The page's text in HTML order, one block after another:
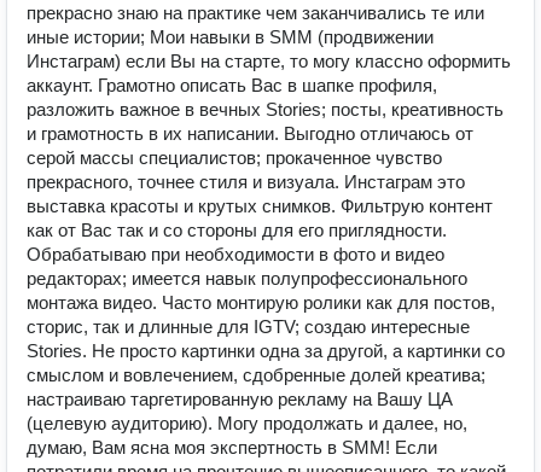
прекрасно знаю на практике чем заканчивались те или
иные истории; Мои навыки в SMM (продвижении
Инстаграм) если Вы на старте, то могу классно оформить
аккаунт. Грамотно описать Вас в шапке профиля,
разложить важное в вечных Stories; посты, креативность
и грамотность в их написании. Выгодно отличаюсь от
серой массы специалистов; прокаченное чувство
прекрасного, точнее стиля и визуала. Инстаграм это
выставка красоты и крутых снимков. Фильтрую контент
как от Вас так и со стороны для его приглядности.
Обрабатываю при необходимости в фото и видео
редакторах; имеется навык полупрофессионального
монтажа видео. Часто монтирую ролики как для постов,
сторис, так и длинные для IGTV; создаю интересные
Stories. Не просто картинки одна за другой, а картинки со
смыслом и вовлечением, сдобренные долей креатива;
настраиваю таргетированную рекламу на Вашу ЦА
(целевую аудиторию). Могу продолжать и далее, но,
думаю, Вам ясна моя экспертность в SMM! Если